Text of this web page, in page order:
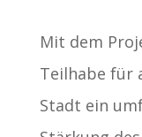
Mit dem
Teilhabe für
Stadt ein